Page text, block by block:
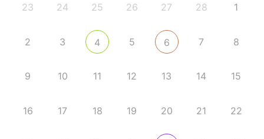
23 24 25 26 27 28 1
2 3 4 5 6 7 8
9 10 11 12 13 14 15
16 17 18 19 20 21 22